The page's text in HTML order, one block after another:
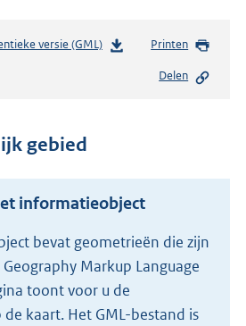
versie (GML)b
s
r
o
t
t
e
Printen
Delen
gebied
informatieobject
bevat geometrieën die zijn
Markup Language
toont voor u de
kaart. Het GML-bestand is